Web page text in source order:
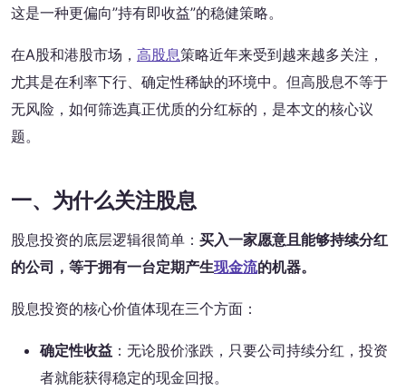
这是一种更偏向”持有即收益”的稳健策略。
在A股和港股市场， 高股息策略近年来受到越来越多关注，
尤其是在利率下行、确定性稀缺的环境中。但高股息不等于
无风险，如何筛选真正优质的分红标的，是本文的核心议
题。
一、为什么关注股息
股息投资的底层逻辑很简单： 买入一家愿意且能够持续分红
的公司，等于拥有一台定期产生现金流的机器。
股息投资的核心价值体现在三个方面：
确定性收益 ：无论股价涨跌，只要公司持续分红，投资
者就能获得稳定的现金回报。